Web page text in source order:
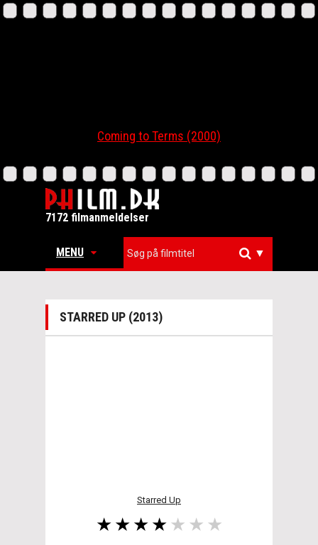
Coming to Terms (2000)
7172 filmanmeldelser
MENU ▼
STARRED UP (2013)
Starred Up